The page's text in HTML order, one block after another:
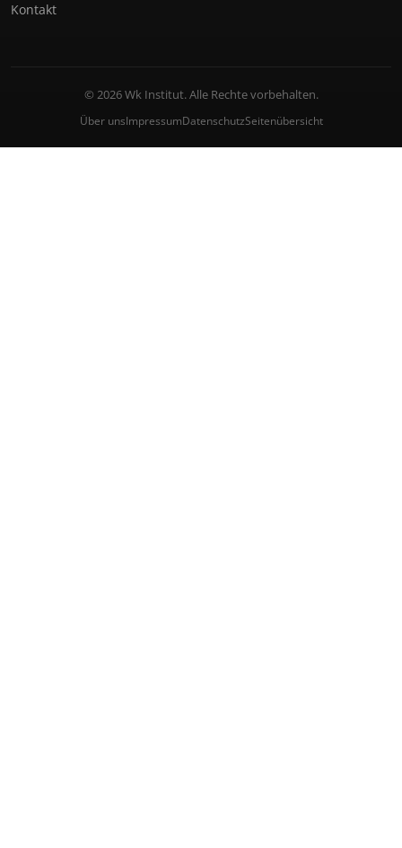
Kontakt
© 2026 Wk Institut. Alle Rechte vorbehalten.
Über unsImpressumDatenschutzSeitenübersicht